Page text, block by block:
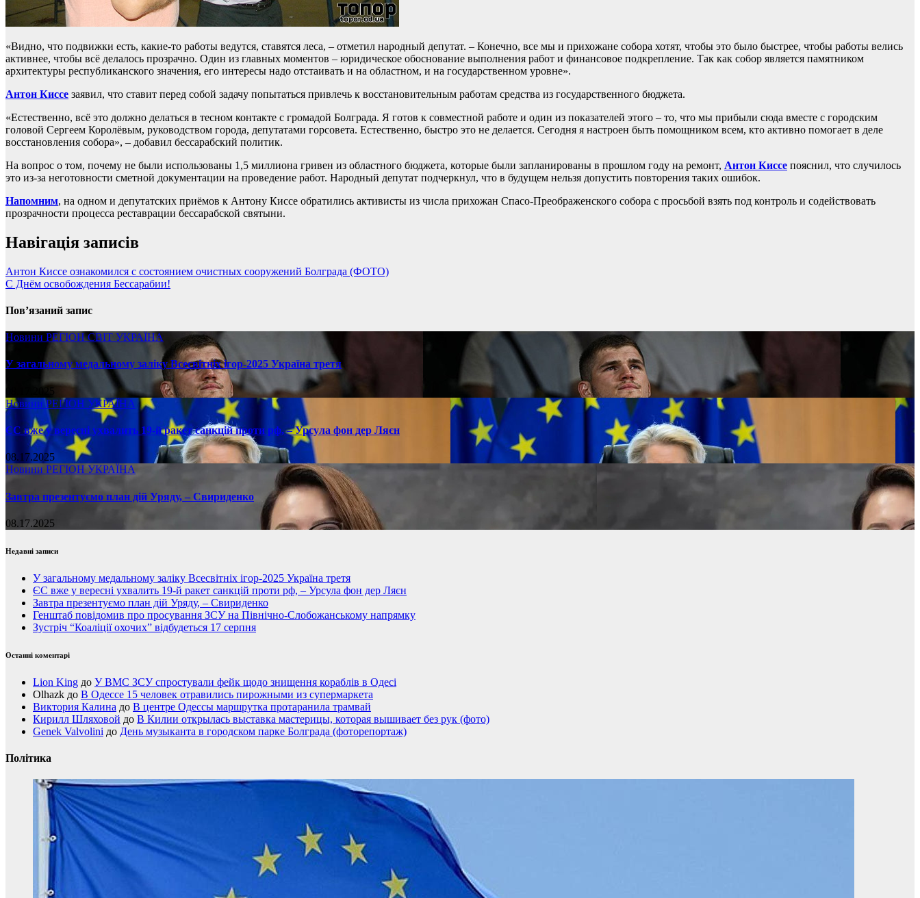
«Видно, что подвижки есть, какие-то работы ведутся, ставятся леса, – отметил народный депутат. – Конечно, все мы и прихожане собора хотят, чтобы это было быстрее, чтобы работы велись
активнее, чтобы всё делалось прозрачно. Один из главных моментов – юридическое обоснование выполнения работ и финансовое подкрепление. Так как собор является памятником
архитектуры республиканского значения, его интересы надо отстаивать и на областном, и на государственном уровне».
Антон Киссе заявил, что ставит перед собой задачу попытаться привлечь к восстановительным работам средства из государственного бюджета.
«Естественно, всё это должно делаться в тесном контакте с громадой Болграда. Я готов к совместной работе и один из показателей этого – то, что мы прибыли сюда вместе с городским
головой Сергеем Королёвым, руководством города, депутатами горсовета. Естественно, быстро это не делается. Сегодня я настроен быть помощником всем, кто активно помогает в деле
восстановления собора», – добавил бессарабский политик.
На вопрос о том, почему не были использованы 1,5 миллиона гривен из областного бюджета, которые были запланированы в прошлом году на ремонт, Антон Киссе пояснил, что случилось
это из-за неготовности сметной документации на проведение работ. Народный депутат подчеркнул, что в будущем нельзя допустить повторения таких ошибок.
Напомним, на одном и депутатских приёмов к Антону Киссе обратились активисты из числа прихожан Спасо-Преображенского собора с просьбой взять под контроль и содействовать
прозрачности процесса реставрации бессарабской святыни.
Навігація записів
Антон Киссе ознакомился с состоянием очистных сооружений Болграда (ФОТО)
С Днём освобождения Бессарабии!
Пов’язаний запис
Новини РЕГІОНСВІТ УКРАЇНА
У загальному медальному заліку Всесвітніх ігор-2025 Україна третя
08.17.2025
НовиниРЕГІОН УКРАЇНА
ЄС вже у вересні ухвалить 19-й ракет санкцій проти рф, – Урсула фон дер Ляєн
08.17.2025
Новини РЕГІОН УКРАЇНА
Завтра презентуємо план дій Уряду, – Свириденко
08.17.2025
Недавні записи
У загальному медальному заліку Всесвітніх ігор-2025 Україна третя
ЄС вже у вересні ухвалить 19-й ракет санкцій проти рф, – Урсула фон дер Ляєн
Завтра презентуємо план дій Уряду, – Свириденко
Генштаб повідомив про просування ЗСУ на Північно-Слобожанському напрямку
Зустріч “Коаліції охочих” відбудеться 17 серпня
Останні коментарі
Lion King до У ВМС ЗСУ спростували фейк щодо знищення кораблів в Одесі
Olhazk до В Одессе 15 человек отравились пирожными из супермаркета
Виктория Калина до В центре Одессы маршрутка протаранила трамвай
Кирилл Шляховой до В Килии открылась выставка мастерицы, которая вышивает без рук (фото)
Genek Valvolini до День музыканта в городском парке Болграда (фоторепортаж)
Політика